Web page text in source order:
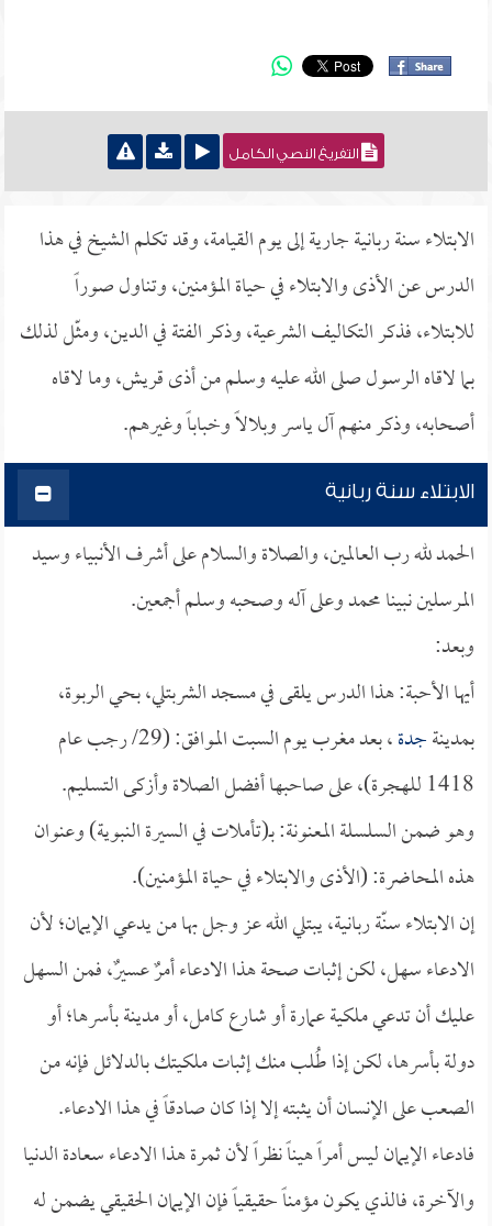
التفريغ النصي الكامل
الابتلاء سنة ربانية جارية إلى يوم القيامة، وقد تكلم الشيخ في هذا
الدرس عن الأذى والابتلاء في حياة المؤمنين، وتناول صوراً
للابتلاء، فذكر التكاليف الشرعية، وذكر الفتة في الدين، ومثّل لذلك
بما لاقاه الرسول صلى الله عليه وسلم من أذى قريش، وما لاقاه
أصحابه، وذكر منهم آل ياسر وبلالاً وخباباً وغيرهم.
الابتلاء سنة ربانية
الحمد لله رب العالمين، والصلاة والسلام على أشرف الأنبياء وسيد
المرسلين نبينا محمد وعلى آله وصحبه وسلم أجمعين.
وبعد:
أيها الأحبة: هذا الدرس يلقى في مسجد الشربتلي، بحي الربوة،
بمدينةجدة
، بعد مغرب يوم السبت الموافق: (29/ رجب عام
1418 للهجرة)، على صاحبها أفضل الصلاة وأزكى التسليم.
وهو ضمن السلسلة المعنونة: بـ(تأملات في السيرة النبوية) وعنوان
هذه المحاضرة: (الأذى والابتلاء في حياة المؤمنين).
إن الابتلاء سنّة ربانية، يبتلي الله عز وجل بها من يدعي الإيمان؛ لأن
الادعاء سهل، لكن إثبات صحة هذا الادعاء أمرٌ عسيرٌ، فمن السهل
عليك أن تدعي ملكية عمارة أو شارع كامل، أو مدينة بأسرها؛ أو
دولة بأسرها، لكن إذا طُلب منك إثبات ملكيتك بالدلائل فإنه من
الصعب على الإنسان أن يثبته إلا إذا كان صادقاً في هذا الادعاء.
فادعاء الإيمان ليس أمراً هيناً نظراً لأن ثمرة هذا الادعاء سعادة الدنيا
والآخرة، فالذي يكون مؤمناً حقيقياً فإن الإيمان الحقيقي يضمن له